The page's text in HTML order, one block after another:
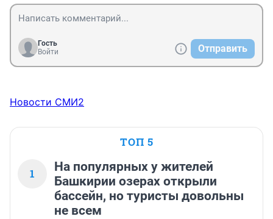
Гость
Войти
Отправить
Новости СМИ2
ТОП 5
1
На популярных у жителей
Башкирии озерах открыли
бассейн, но туристы довольны
не всем